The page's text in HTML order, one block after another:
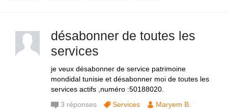
désabonner de toutes les
services
je veux désabonner de service patrimoine
mondidal tunisie et désabonner moi de toutes les
services actifs ,numéro :50188020.
3 réponses Services
Maryem B.